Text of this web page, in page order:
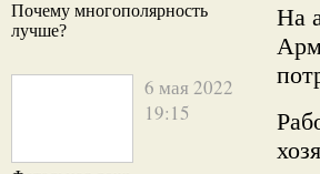
Почему многополярность
лучше?
6 мая 2022
19:15
На